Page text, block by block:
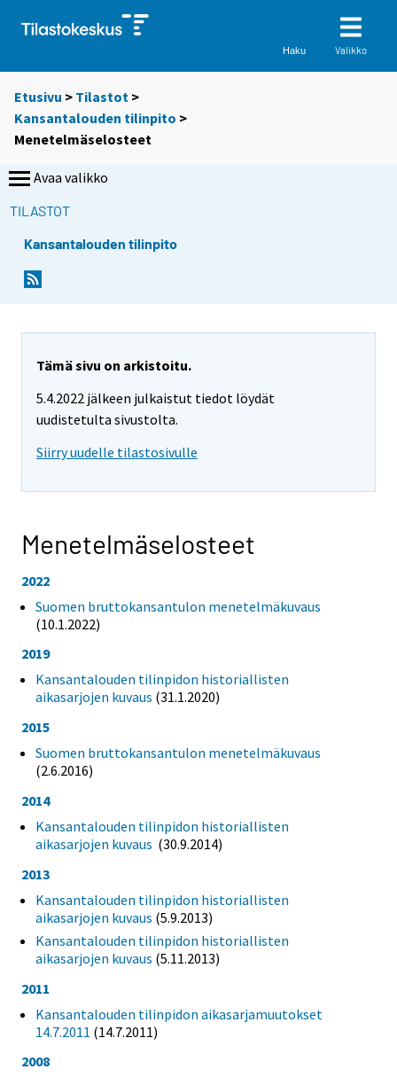
Haku Valikko
Etusivu > Tilastot >
Kansantalouden tilinpito >
Menetelmäselosteet
Avaa valikko
TILASTOT
Kansantalouden tilinpito
Tämä sivu on arkistoitu.
5.4.2022 jälkeen julkaistut tiedot löydät
uudistetulta sivustolta.
Siirry uudelle tilastosivulle
Menetelmäselosteet
2022
Suomen bruttokansantulon menetelmäkuvaus
(10.1.2022)
2019
Kansantalouden tilinpidon historiallisten
aikasarjojen kuvaus (31.1.2020)
2015
Suomen bruttokansantulon menetelmäkuvaus
(2.6.2016)
2014
Kansantalouden tilinpidon historiallisten
aikasarjojen kuvaus (30.9.2014)
2013
Kansantalouden tilinpidon historiallisten
aikasarjojen kuvaus (5.9.2013)
Kansantalouden tilinpidon historiallisten
aikasarjojen kuvaus (5.11.2013)
2011
Kansantalouden tilinpidon aikasarjamuutokset
14.7.2011 (14.7.2011)
2008